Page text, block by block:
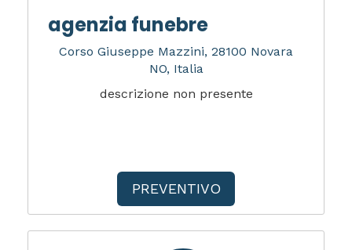
agenzia funebre
Corso Giuseppe Mazzini, 28100 Novara
NO, Italia
descrizione non presente
PREVENTIVO